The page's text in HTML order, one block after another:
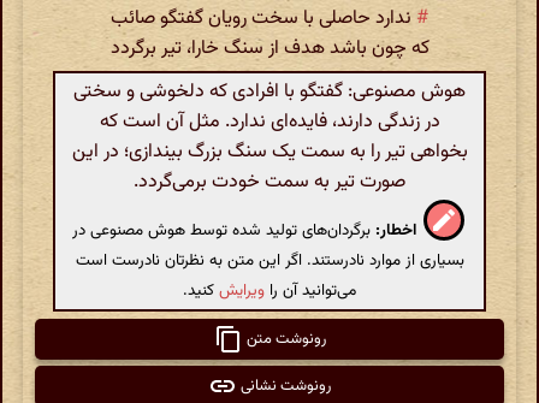
# ندارد حاصلی با سخت رویان گفتگو صائب
که چون باشد هدف از سنگ خارا، تیر برگردد
هوش مصنوعی: گفتگو با افرادی که دلخوشی و سختی
در زندگی دارند، فایده‌ای ندارد. مثل آن است که
بخواهی تیر را به سمت یک سنگ بزرگ بیندازی؛ در این
صورت تیر به سمت خودت برمی‌گردد.
اخطار: برگردان‌های تولید شده توسط هوش مصنوعی در
بسیاری از موارد نادرستند. اگر این متن به نظرتان نادرست است
می‌توانید آن را ویرایشکنید.
رونوشت متن
رونوشت نشانی